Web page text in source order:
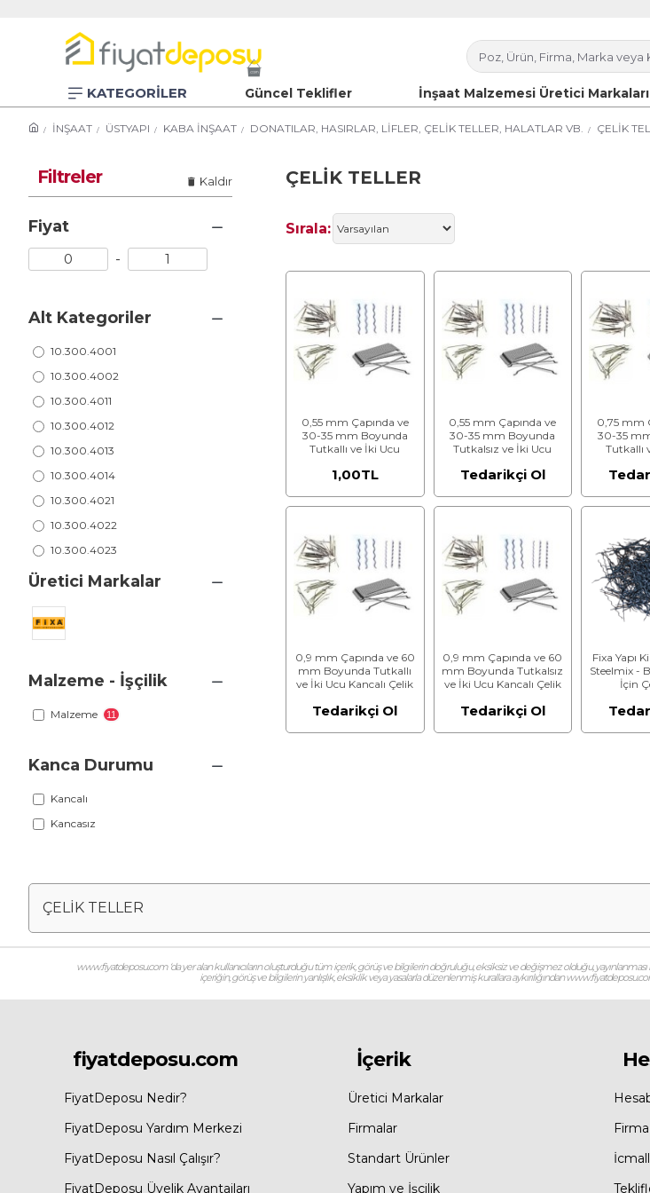
KATEGORİLER Güncel Teklifler İnşaat Malzemesi Üretici Markaları
İNŞAAT ÜSTYAPI KABA İNŞAAT DONATILAR, HASIRLAR, LİFLER, ÇELİK TELLER, HALATLAR VB. ÇELİK
Filtreler Kaldır
Fiyat
-
Alt Kategoriler
10.300.4001
10.300.4002
10.300.4011
10.300.4012
10.300.4013
10.300.4014
10.300.4021
10.300.4022
10.300.4023
10.300.4024
Üretici Markalar
Kanca Durumu
Kancalı
Kancasız
Malzeme - İşçilik
Malzeme 11
Tutkallı
Tutkalsız
ÇELİK TELLER
Sırala:
0,55 mm Çapında ve
30-35 mm Boyunda
Tutkallı ve İki Ucu
1,00TL
0,55 mm Çapında ve
30-35 mm Boyunda
Tutkalsız ve İki Ucu
Tedarikçi Ol
0,75 mm
30-35
Tutkallı
0,9 mm Çapında ve 60
mm Boyunda Tutkallı
ve İki Ucu Kancalı Çelik
Tedarikçi Ol
0,9 mm Çapında ve 60
mm Boyunda Tutkalsız
ve İki Ucu Kancalı Çelik
Tedarikçi Ol
Fixa Yapı
Steelmix -
İçin
ÇELİK TELLER
www.fiyatdeposu.com ‘da yer alan kullanıcıların oluşturduğu tüm içerik, görüş ve bilgilerin doğruluğu, eksiksiz ve değişmez olduğu,
içeriğin, görüş ve bilgilerin yanlışlık, eksiklik veya yasalarla düzenlenmiş kurallara aykırılığından
fiyatdeposu.com
FiyatDeposu Nedir?
FiyatDeposu Yardım Merkezi
FiyatDeposu Nasıl Çalışır?
FiyatDeposu Üyelik Avantajları
İçerik
Üretici Markalar
Firmalar
Standart Ürünler
Yapım ve İşçilik